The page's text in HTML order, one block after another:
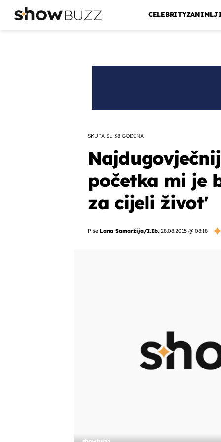
CELEBRITY
SKUPA SU 38 GODINA
početka mi je
za cijeli život'
Piše Lana Samaržija/I.Ib.,28.08.2015 @ 08:18